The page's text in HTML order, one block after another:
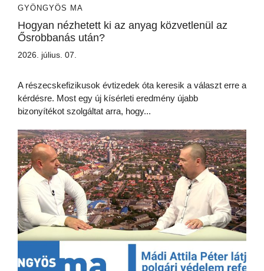
GYÖNGYÖS MA
Hogyan nézhetett ki az anyag közvetlenül az
Ősrobbanás után?
2026. július. 07.
A részecskefizikusok évtizedek óta keresik a választ erre a
kérdésre. Most egy új kísérleti eredmény újabb
bizonyítékot szolgáltat arra, hogy...